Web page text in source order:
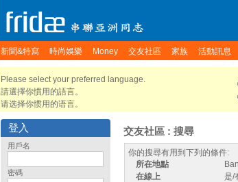
新聞&特寫 時尚娛樂 Money 交友社區 家族 活動訊息
Please select your preferred language.
請選擇你慣用的語言。
请选择你惯用的语言。
登入
用戶名
密碼
交友社區 : 搜尋
你的搜尋有用到下列的條件:
所在地點
在線上
是/